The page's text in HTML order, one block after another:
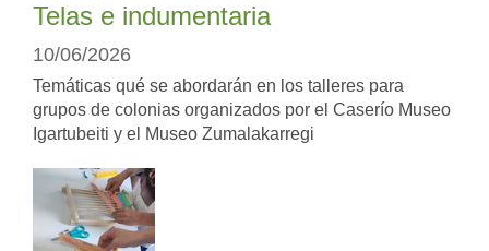
Telas e indumentaria
10/06/2026
Temáticas qué se abordarán en los talleres para
grupos de colonias organizados por el Caserío Museo
Igartubeiti y el Museo Zumalakarregi